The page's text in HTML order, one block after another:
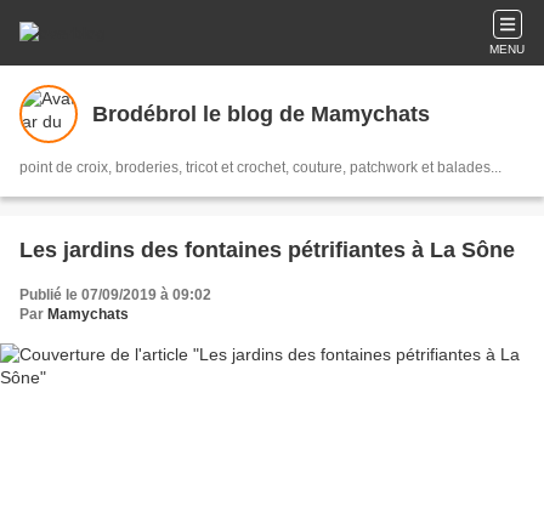
MENU
Brodébrol le blog de Mamychats
point de croix, broderies, tricot et crochet, couture, patchwork et balades...
Les jardins des fontaines pétrifiantes à La Sône
Publié le 07/09/2019 à 09:02
Par Mamychats